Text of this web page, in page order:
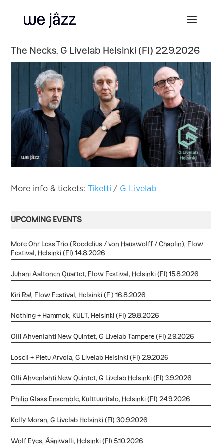
The Necks, G Livelab Helsinki (FI) 22.9.2026
More info & tickets: Tiketti / G Livelab
UPCOMING EVENTS
More Ohr Less Trio (Roedelius / von Hauswolff / Chaplin), Flow
Festival, Helsinki (FI) 14.8.2026
Juhani Aaltonen Quartet, Flow Festival, Helsinki (FI) 15.8.2026
Kiri Ra!, Flow Festival, Helsinki (FI) 16.8.2026
Nothing + Hammok, KULT, Helsinki (FI) 29.8.2026
Olli Ahvenlahti New Quintet, G Livelab Tampere (FI) 2.9.2026
Loscil + Pietu Arvola, G Livelab Helsinki (FI) 2.9.2026
Olli Ahvenlahti New Quintet, G Livelab Helsinki (FI) 3.9.2026
Philip Glass Ensemble, Kulttuuritalo, Helsinki (FI) 24.9.2026
Kelly Moran, G Livelab Helsinki (FI) 30.9.2026
Wolf Eyes, Ääniwalli, Helsinki (FI) 5.10.2026